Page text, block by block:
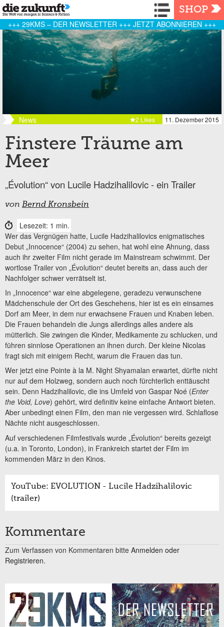
Navigation
SHOP
+++ 29KMS – DER NEWSLETTER +++ JETZT ABONNIEREN +++
News 11. Dezember 2015
2 Likes
Finstere Träume am
Meer
„Évolution“ von Lucile Hadzihalilovic - ein Trailer
von Bernd Kronsbein
Lesezeit: 1 min.
Wer das Vergnügen hatte, Lucile Hadzihalilovics enigmatisches
Debut „Innocence“ (2004) zu sehen, hat wohl eine Ahnung, dass
auch ihr zweiter Film nicht gerade im Mainstream schwimmt. Der
wortlose Trailer von „Évolution“ deutet bereits an, dass auch der
Nachfolger schwer verrätselt ist.
In „Innocence“ war eine abgelegene, geradezu verwunschene
Mädchenschule der Ort des Geschehens, hier ist es ein einsames
Dorf am Meer, in dem nur erwachsene Frauen und Knaben leben.
Die Frauen behandeln die Jungs allerdings alles andere als
mütterlich. Sie zwingen die Kinder, Medikamente zu schlucken, und
führen sinnlose Operationen an ihnen durch. Der kleine Nicolas
fragt sich mit einigem Recht, warum die Frauen das tun.
Wer jetzt eine Pointe à la M. Night Shyamalan erwartet, dürfte nicht
nur auf dem Holzweg, sondern auch noch fürchterlich enttäuscht
sein. Denn Hadzihalilovic, die ins Umfeld von Gaspar Noé (Enter
the Void, Love) gehört, wird definitiv keine einfache Antwort bieten.
Aber unbedingt einen Film, den man nie vergessen wird. Schlaflose
Nächte nicht ausgeschlossen.
Auf verschiedenen Filmfestivals wurde „Évolution“ bereits gezeigt
(u.a. in Toronto, London), in Frankreich startet der Film im
kommenden März in den Kinos.
YouTube: EVOLUTION - Lucile Hadzihalilovic
(trailer)
Kommentare
Zum Verfassen von Kommentaren bitte Anmelden oder
Registrieren.